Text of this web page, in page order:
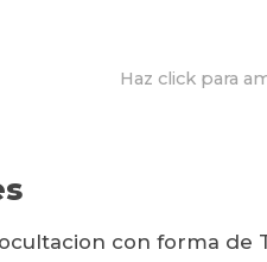
Haz click para
con forma de